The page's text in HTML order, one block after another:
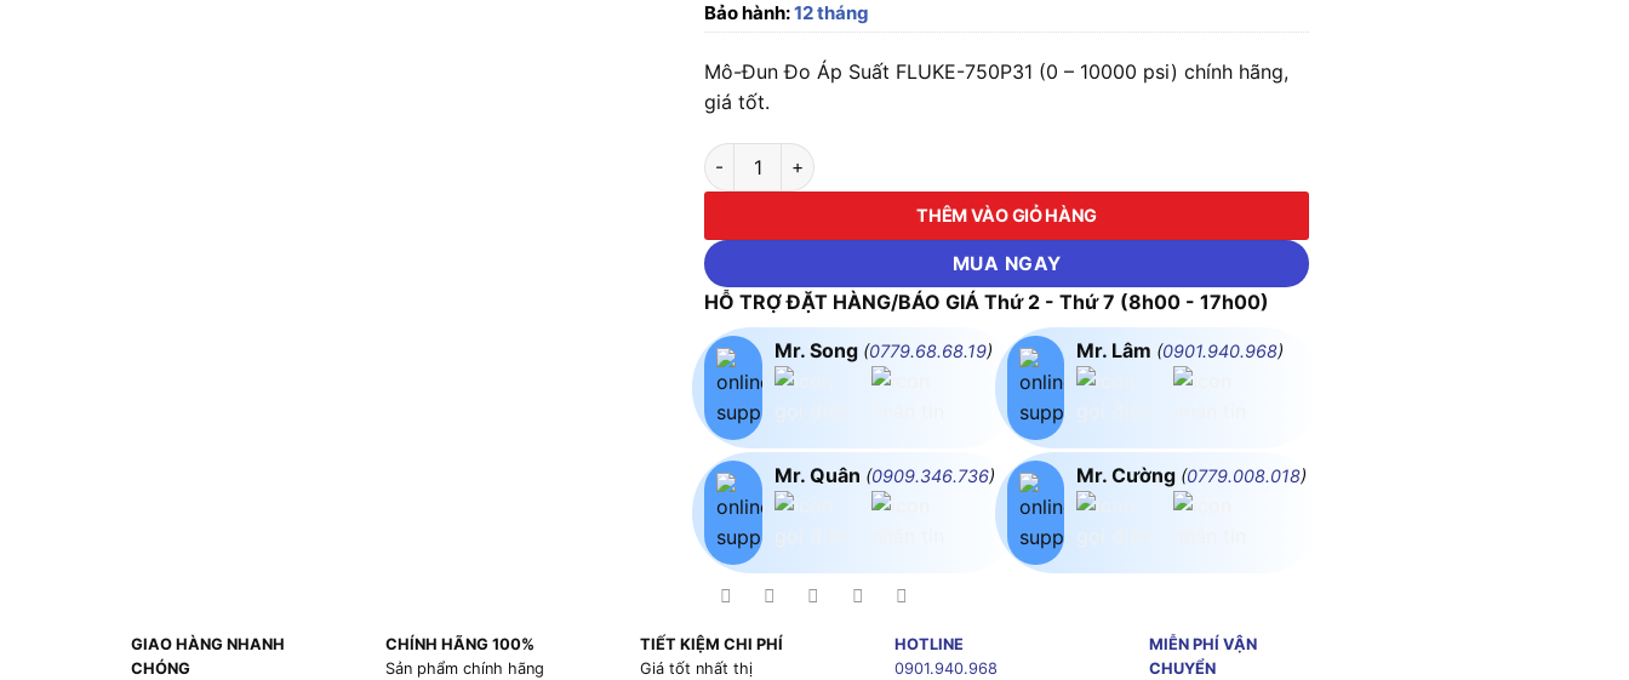
Bảo hành:12 tháng
Mô-Đun Đo Áp Suất FLUKE-750P31 (0 – 10000 psi) chính hãng,
giá tốt.
Mô-Đun Đo Áp Suất FLUKE-750P31 (0 – 10000 psi) số lượng
THÊM VÀO GIỎ HÀNG
MUA NGAY
HỖ TRỢ ĐẶT HÀNG/BÁO GIÁ Thứ 2 - Thứ 7 (8h00 - 17h00)
Mr. Song (0779.68.68.19)
Mr. Quân (0909.346.736)
Mr. Lâm (0901.940.968)
Mr. Cường (0779.008.018)
GIAO HÀNG NHANH
CHÓNG
CHÍNH HÃNG 100%
Sản phẩm chính hãng
TIẾT KIỆM CHI PHÍ
Giá tốt nhất thị
HOTLINE
0901.940.968
MIỄN PHÍ VẬN
CHUYỂN